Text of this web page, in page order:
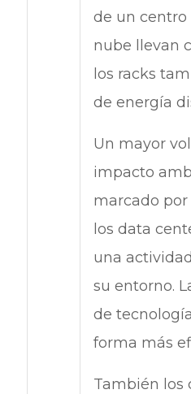
de un centro
nube llevan
los racks
de energía
Un mayor
impacto
marcado
los data
una
su entorno.
de
forma más
También los